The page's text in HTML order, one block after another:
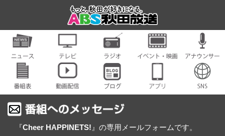
『Cheer HAPPINETS! 』の専用メールフォームです。